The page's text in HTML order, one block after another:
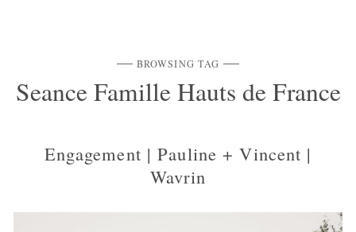
BROWSING TAG
Seance Famille Hauts de France
Engagement | Pauline + Vincent |
Wavrin